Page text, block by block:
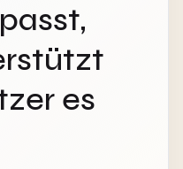
es